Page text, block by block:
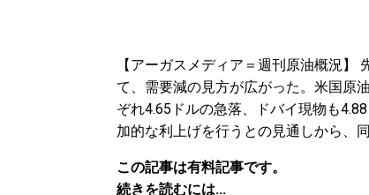
【アーガスメディア＝週刊原油概況
て、需要減の見方が広がった。米国原
ぞれ4.65ドルの急落、ドバイ現物も
加的な利上げを行うとの見通しから、
この記事は有料記事です。
続きを読むには...